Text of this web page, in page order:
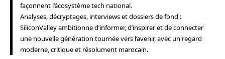
façonnent l’écosystème tech national.
Analyses, décryptages, interviews et dossiers de fond :
SiliconValley ambitionne d’informer, d’inspirer et de connecter
une nouvelle génération tournée vers l’avenir, avec un regard
moderne, critique et résolument marocain.